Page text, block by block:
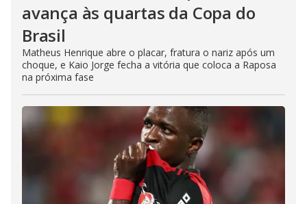
avança às quartas da Copa do
Brasil
Matheus Henrique abre o placar, fratura o nariz após um
choque, e Kaio Jorge fecha a vitória que coloca a Raposa
na próxima fase